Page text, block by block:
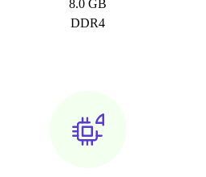
8.0 GB
DDR4